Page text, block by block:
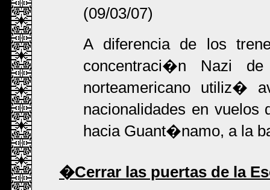
(09/03/07)
A diferencia de los
concentraci�n Nazi
norteamericano utiliz�
nacionalidades en
hacia Guant�namo, a la
�Cerrar las puertas de la